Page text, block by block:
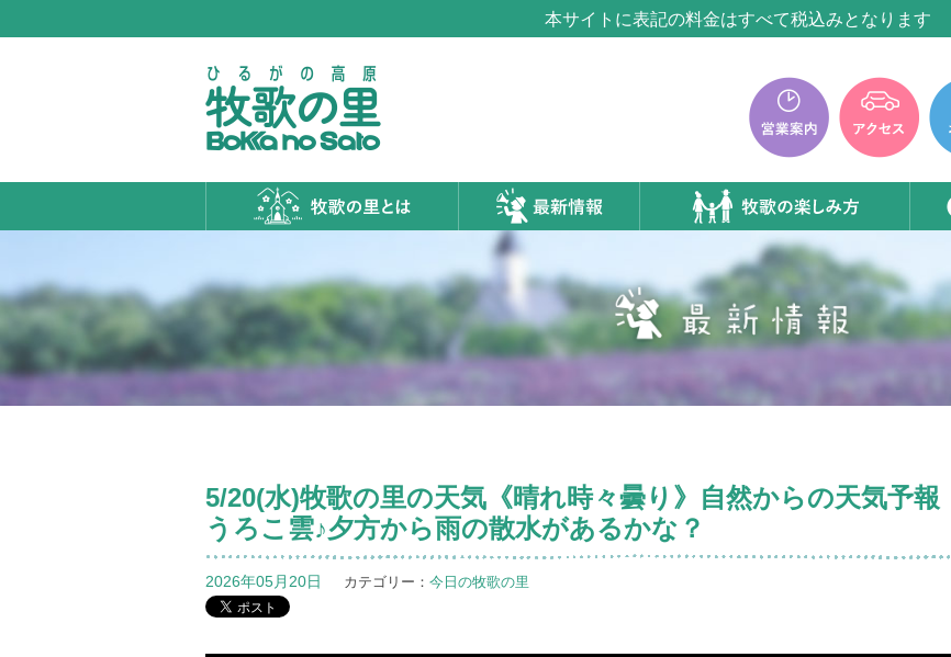
牧歌の里温泉『牧華』は12月中旬まで休館いたします。
5/20(水)牧歌の里の天気《晴れ時々曇り》自然からの天気予報
うろこ雲♪夕方から雨の散水があるかな？
2026年05月20日 カテゴリー： 今日の牧歌の里